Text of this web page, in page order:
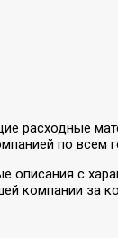
расходные
по всем
описания с
компании за